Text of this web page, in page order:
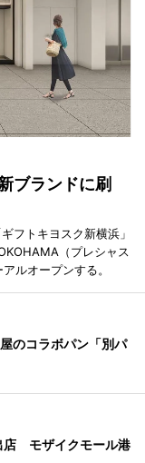
ブランドに刷
フトキヨスク新横浜」
（プレシャス
ルオープンする。
のコラボパン「別パ
店 モザイクモール港